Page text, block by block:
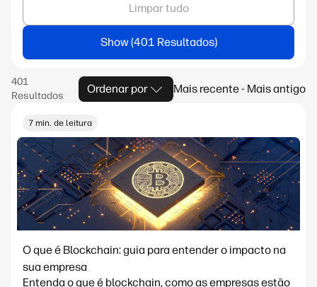
Limpar tudo
Show
Ordenar por Mais recente - Mais antigo
7 min. de leitura
O que é Blockchain: guia para entender o impacto na
sua empresa
Entenda o que é blockchain, como as empresas estão